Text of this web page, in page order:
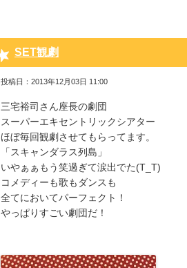
SET観劇
投稿日：2013年12月03日 11:00
三宅裕司さん座長の劇団
スーパーエキセントリックシアター
ほぼ毎回観劇させてもらってます。
「スキャンダラス列島」
いやぁぁもう笑過ぎて涙出でた(T_T)
コメディーも歌もダンスも
全てにおいてパーフェクト！
やっぱりすごい劇団だ！